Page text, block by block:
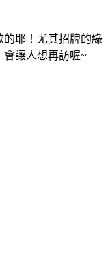
的耶！尤其招牌的綠
會讓人想再訪喔~